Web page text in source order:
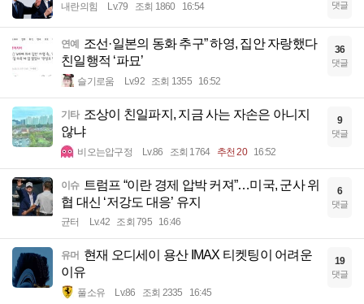
내란의힘 Lv.79 조회 1860 16:54 댓글
연예 조선·일본의 동화 추구” 하영, 집안 자랑했다
친일행적 ‘파묘’
슬기로움 Lv.92 조회 1355 16:52
36
댓글
기타 조상이 친일파지, 지금 사는 자손은 아니지
않냐
비오는압구정 Lv.86 조회 1764 추천 20 16:52
9
댓글
이슈
트럼프 “이란 경제 압박 커져”…미국, 군사 위
협 대신 ‘저강도 대응’ 유지
균터 Lv.42 조회 795 16:46
6
댓글
유머 현재 오디세이 용산 IMAX 티켓팅이 어려운
이유
풀소유 Lv.86 조회 2335 16:45
19
댓글